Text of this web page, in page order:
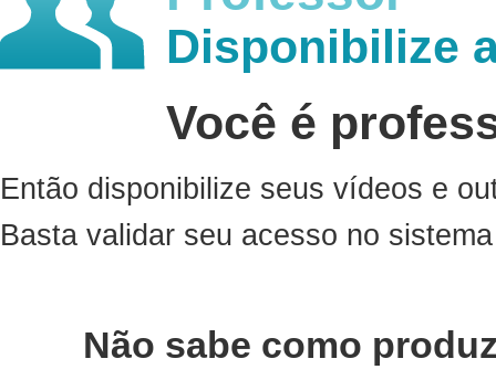
Disponibilize
Você é
Então disponibilize seus vídeos e
Basta validar seu acesso no
Não sabe como